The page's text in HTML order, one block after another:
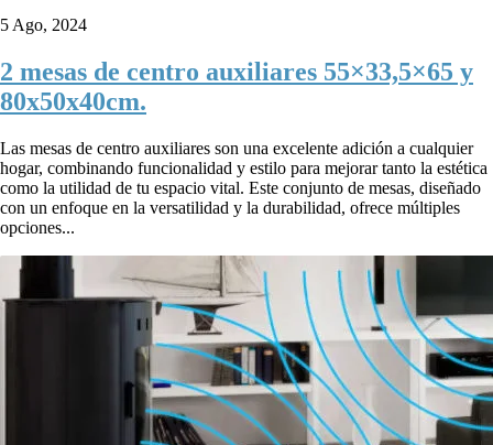
5 Ago, 2024
2 mesas de centro auxiliares 55×33,5×65 y
80x50x40cm.
Las mesas de centro auxiliares son una excelente adición a cualquier
hogar, combinando funcionalidad y estilo para mejorar tanto la estética
como la utilidad de tu espacio vital. Este conjunto de mesas, diseñado
con un enfoque en la versatilidad y la durabilidad, ofrece múltiples
opciones...